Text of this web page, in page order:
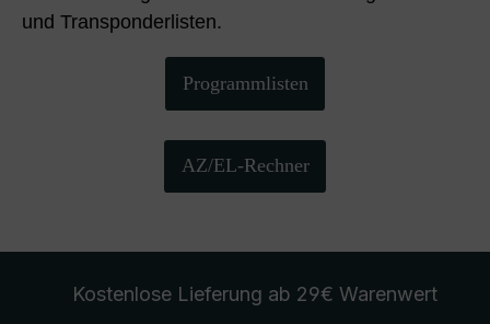
und Transponderlisten.
Programmlisten
AZ/EL-Rechner
Kostenlose Lieferung ab 29€ Warenwert